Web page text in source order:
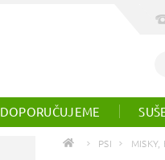
DOPORUČUJEME
PSI MISKY,